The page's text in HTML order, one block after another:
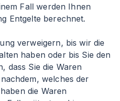
Fall werden Ihnen
Entgelte berechnet.
verweigern, bis wir die
haben oder bis Sie den
dass Sie die Waren
welches der
die Waren